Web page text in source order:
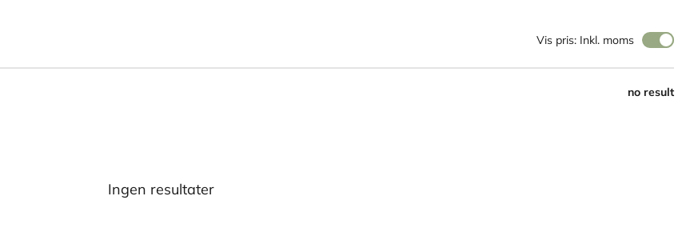
Vis pris: Inkl. moms
no result
Ingen resultater